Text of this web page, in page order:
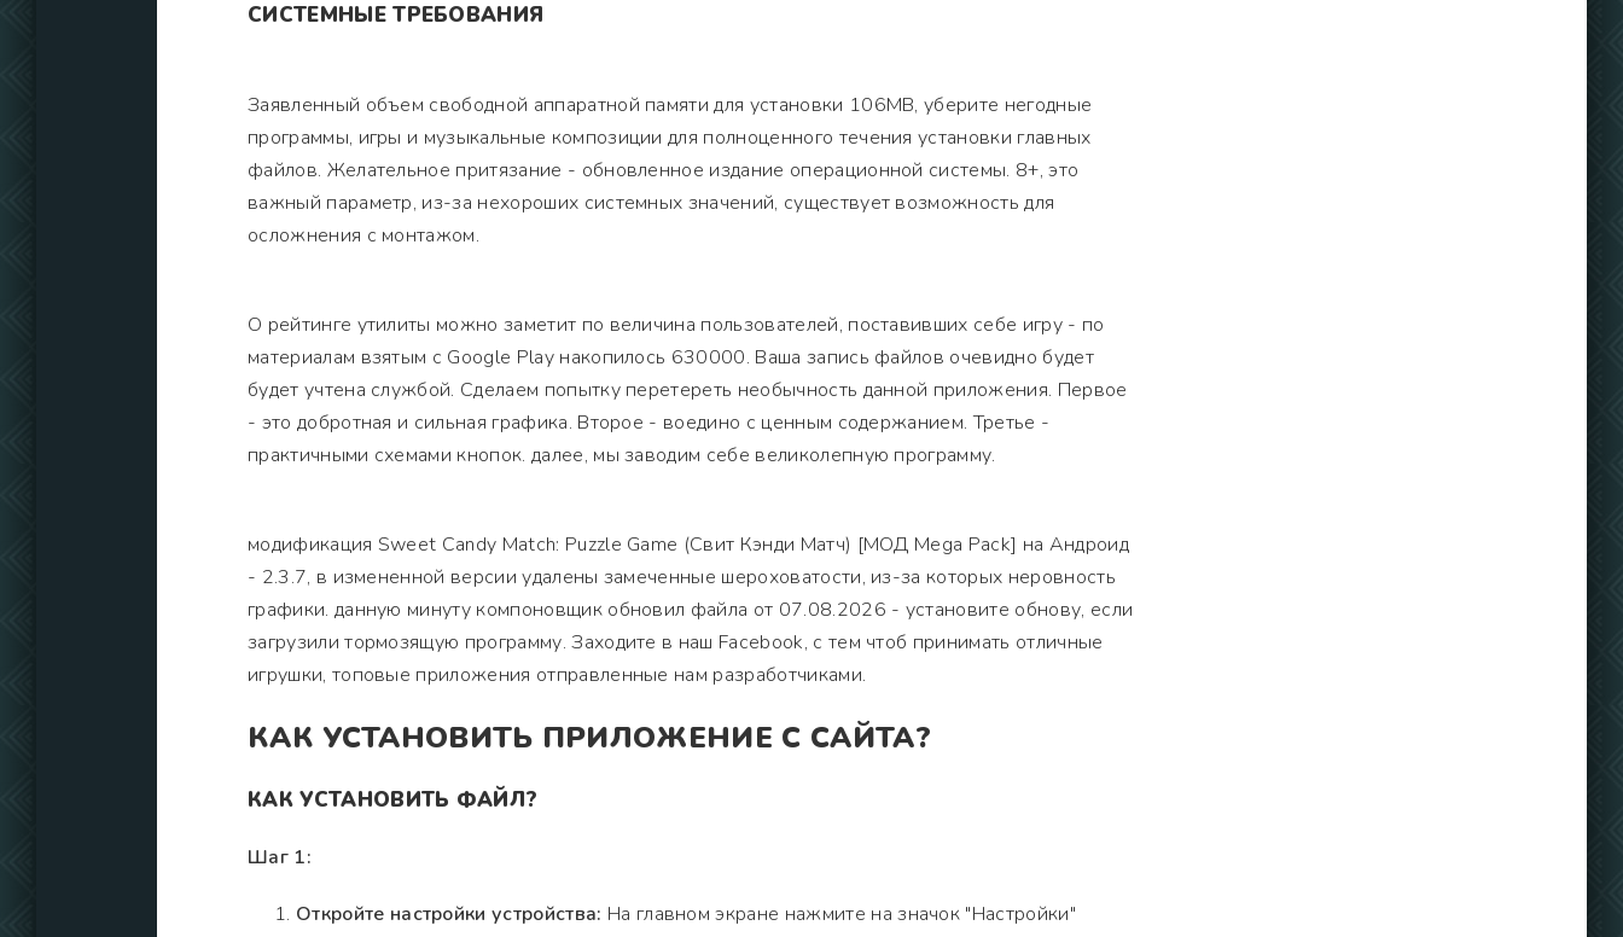
СИСТЕМНЫЕ ТРЕБОВАНИЯ
Заявленный объем свободной аппаратной памяти для установки 106MB, уберите негодные
программы, игры и музыкальные композиции для полноценного течения установки главных
файлов. Желательное притязание - обновленное издание операционной системы. 8+, это
важный параметр, из-за нехороших системных значений, существует возможность для
осложнения с монтажом.
О рейтинге утилиты можно заметит по величина пользователей, поставивших себе игру - по
материалам взятым с Google Play накопилось 630000. Ваша запись файлов очевидно будет
будет учтена службой. Сделаем попытку перетереть необычность данной приложения. Первое
- это добротная и сильная графика. Второе - воедино с ценным содержанием. Третье -
практичными схемами кнопок. далее, мы заводим себе великолепную программу.
модификация Sweet Candy Match: Puzzle Game (Свит Кэнди Матч) [МОД Mega Pack] на Андроид
- 2.3.7, в измененной версии удалены замеченные шероховатости, из-за которых неровность
графики. данную минуту компоновщик обновил файла от 07.08.2026 - установите обнову, если
загрузили тормозящую программу. Заходите в наш Facebook, с тем чтоб принимать отличные
игрушки, топовые приложения отправленные нам разработчиками.
КАК УСТАНОВИТЬ ПРИЛОЖЕНИЕ С САЙТА?
КАК УСТАНОВИТЬ ФАЙЛ?
Шаг 1:
Откройте настройки устройства: На главном экране нажмите на значок "Настройки"